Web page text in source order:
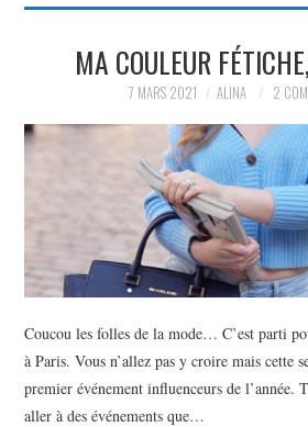
PARTAGER MES
TROUVAILLES ET MES
ENVIES DANS LA MODE, LE
LUXE ET LA BEAUTÉ EN Y
AJOUTANT MON PETIT
GRAIN DE FOLIE ET MES
PETITS TUYAUX…
MA COULEUR
7 MARS 2021 ALINA 2
Coucou les folles de la mode… C’est parti
à Paris. Vous n’allez pas y croire mais cette
premier événement influenceurs de l’année.
aller à des événements que…